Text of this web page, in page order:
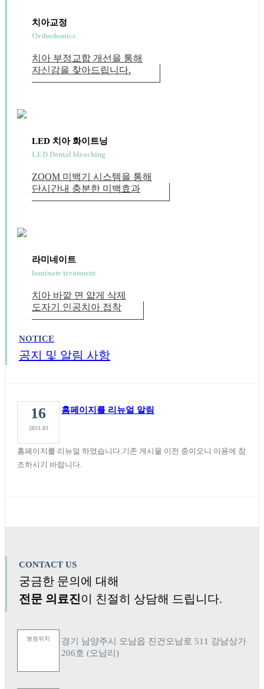
치아교정
Orthodontics
치아 부정교합 개선을 통해
자신감을 찾아드립니다.
LED 치아 화이트닝
LED Dental bleaching
ZOOM 미백기 시스템을 통해
단시간내 충분한 미백효과
라미네이트
laminate treatment
치아 바깥 면 얇게 삭제
도자기 인공치아 접착
NOTICE
공지 및 알림 사항
16
2021.03
홈페이지를 리뉴얼 알림
홈페이지를 리뉴얼 하였습니다.기존 게시물 이전 중이오니 이용에 참
조하시기 바랍니다.
CONTACT US
궁금한 문의에 대해
전문 의료진이 친절히 상담해 드립니다.
병원위치
경기 남양주시 오남읍 진건오남로 511 강남상가
206호 (오남리)